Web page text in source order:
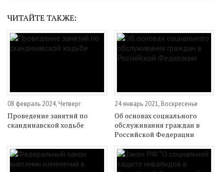
ЧИТАЙТЕ ТАКЖЕ:
08 февраль 2024, Четверг
Проведение занятий по
скандинавской ходьбе
24 январь 2021, Воскресенье
Об основах социального
обслуживания граждан в
Российской Федерации